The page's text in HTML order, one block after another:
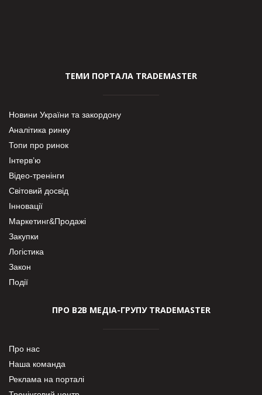
ТЕМИ ПОРТАЛА TRADEMASTER
Новини України та закордону
Аналітика ринку
Топи про ринок
Інтерв’ю
Відео-тренінги
Світовий досвід
Інновації
Маркетинг&Продажі
Закупки
Логістика
Закон
Події
ПРО В2В МЕДІА-ГРУПУ TRADEMASTER
Про нас
Наша команда
Реклама на порталі